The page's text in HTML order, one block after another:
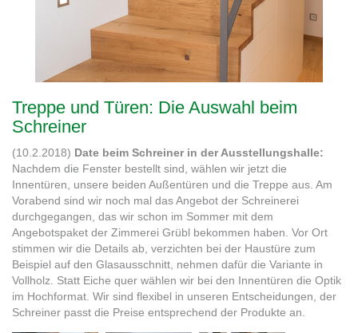
Treppe und Türen: Die Auswahl beim
Schreiner
(10.2.2018) Date beim Schreiner in der Ausstellungshalle:
Nachdem die Fenster bestellt sind, wählen wir jetzt die
Innentüren, unsere beiden Außentüren und die Treppe aus. Am
Vorabend sind wir noch mal das Angebot der Schreinerei
durchgegangen, das wir schon im Sommer mit dem
Angebotspaket der Zimmerei Grübl bekommen haben. Vor Ort
stimmen wir die Details ab, verzichten bei der Haustüre zum
Beispiel auf den Glasausschnitt, nehmen dafür die Variante in
Vollholz. Statt Eiche quer wählen wir bei den Innentüren die Optik
im Hochformat. Wir sind flexibel in unseren Entscheidungen, der
Schreiner passt die Preise entsprechend der Produkte an.